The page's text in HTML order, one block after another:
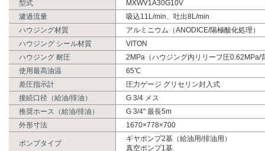
型式
MXWV1A30G10V
濾過流量
吸込11L/min、吐出8L/min
ハウジング材質
アルミニウム（ANODICE/陽極酸化処理）
ハウジング シール材質
VITON
ハウジング 耐圧
2MPa（ハウジング内リリーフ圧0.62MPa/
使用最高油温
65℃
差圧指示計
圧力ゲージ グリセリン封入式
接続口径（給油/排油）
G 3/4 メス
推奨ホース（給油/排油）
G 3/4" 最長5m
外形寸法
1670×778×700
ポンプタイプ
ギヤポンプ2基（給油用/排油用）
真空ポンプ1基